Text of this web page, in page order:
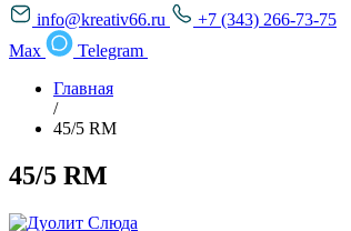
info@kreativ66.ru
+7 (343) 266-73-75
Max
Telegram
Главная
/
45/5 RM
45/5 RM